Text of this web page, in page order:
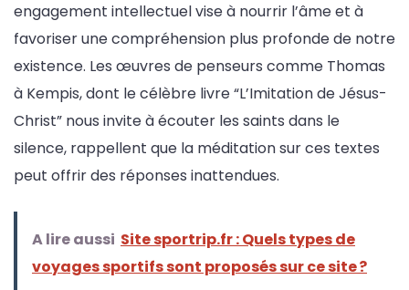
engagement intellectuel vise à nourrir l’âme et à
favoriser une compréhension plus profonde de notre
existence. Les œuvres de penseurs comme Thomas
à Kempis, dont le célèbre livre “L’Imitation de Jésus-
Christ” nous invite à écouter les saints dans le
silence, rappellent que la méditation sur ces textes
peut offrir des réponses inattendues.
A lire aussi Site sportrip.fr : Quels types de
voyages sportifs sont proposés sur ce site ?